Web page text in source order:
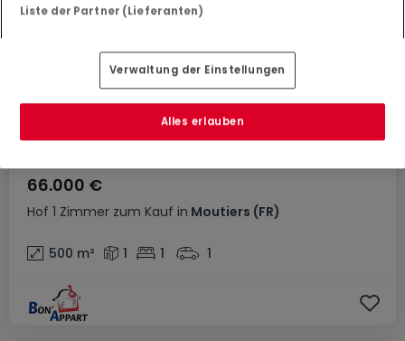
Hof 1 Zimmer zum Kauf in Moutiers (FR)
66.000 €
500 m² 1 1 1
Liste der Partner (Lieferanten)
Verwaltung der Einstellungen
Alles erlauben